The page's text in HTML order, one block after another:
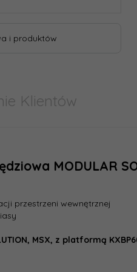
i produktów
Klientów
MODULAR
przestrzeni wewnętrznej
MSX, z platformą